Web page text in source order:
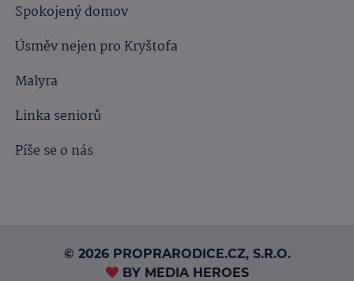
Spokojený domov
Úsměv nejen pro Kryštofa
Malyra
Linka seniorů
Píše se o nás
© 2026 PROPRARODICE.CZ, S.R.O.
BY MEDIA HEROES